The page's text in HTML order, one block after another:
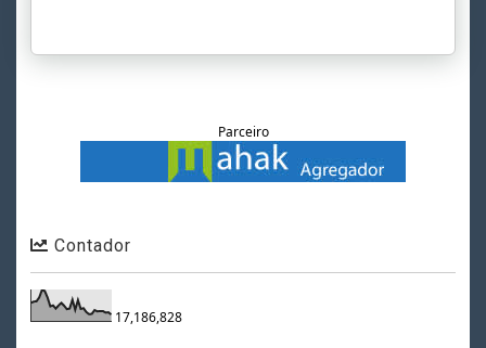
Parceiro
Contador
17,186,828